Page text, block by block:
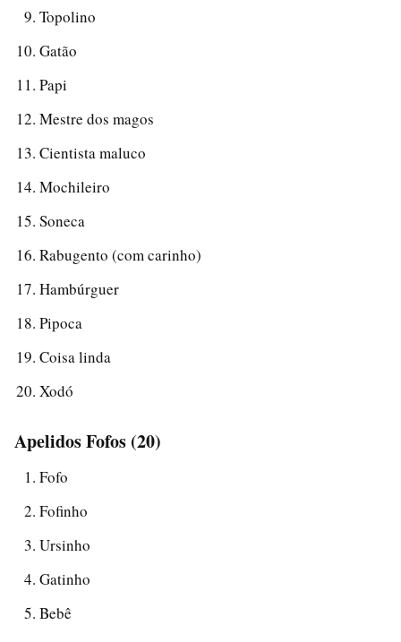
Topolino
Gatão
Papi
Mestre dos magos
Cientista maluco
Mochileiro
Soneca
Rabugento (com carinho)
Hambúrguer
Pipoca
Coisa linda
Xodó
Apelidos Fofos (20)
Fofo
Fofinho
Ursinho
Gatinho
Bebê